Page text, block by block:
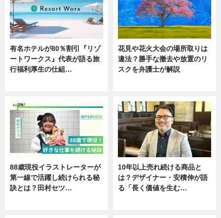
有名ホテルが80％割引『リゾ
ートワークス』代表が語る旅
行福利厚生の仕組…
花見や花火大会の場所取りは
違法？勝手な撤去や放置のリ
スクを弁護士が解説
88歳現役イラストレーターが
第一線で活躍し続けられる秘
訣とは？田村セツ…
10年以上売れ続ける商品と
は？デザイナー・安積伸が語
る「長く価値を生む…